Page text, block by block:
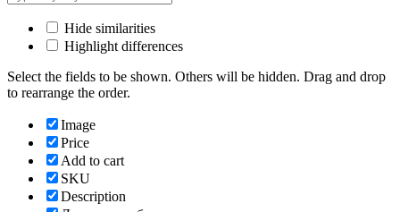
Hide similarities
Highlight differences
Select the fields to be shown. Others will be hidden. Drag and drop
to rearrange the order.
Image
Price
Add to cart
SKU
Description